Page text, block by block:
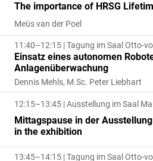
The importance of HRSG
Meüs van der Poel
11:40–12:15 | Tagung im Saal Otto-
Einsatz eines autonomen
Anlagenüberwachung
Dennis Mehls, M.Sc. Peter Liebhart
12:15–13:45 | Ausstellung im Saal
Mittagspause in der
in the exhibition
13:45–14:15 | Tagung im Saal Otto-